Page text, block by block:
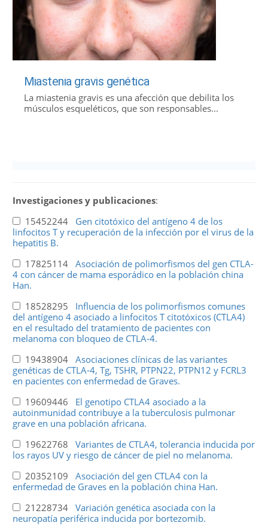
Miastenia gravis genética
La miastenia gravis es una afección que debilita los
músculos esqueléticos, que son responsables...
Investigaciones y publicaciones:
15452244 Gen citotóxico del antígeno 4 de los
linfocitos T y recuperación de la infección por el virus de la
hepatitis B.
17825114 Asociación de polimorfismos del gen CTLA-
4 con cáncer de mama esporádico en la población china
Han.
18528295 Influencia de los polimorfismos comunes
del antígeno 4 asociado a linfocitos T citotóxicos (CTLA4)
en el resultado del tratamiento de pacientes con
melanoma con bloqueo de CTLA-4.
19438904 Asociaciones clínicas de las variantes
genéticas de CTLA-4, Tg, TSHR, PTPN22, PTPN12 y FCRL3
en pacientes con enfermedad de Graves.
19609446 El genotipo CTLA4 asociado a la
autoinmunidad contribuye a la tuberculosis pulmonar
grave en una población africana.
19622768 Variantes de CTLA4, tolerancia inducida por
los rayos UV y riesgo de cáncer de piel no melanoma.
20352109 Asociación del gen CTLA4 con la
enfermedad de Graves en la población china Han.
21228734 Variación genética asociada con la
neuropatía periférica inducida por bortezomib.